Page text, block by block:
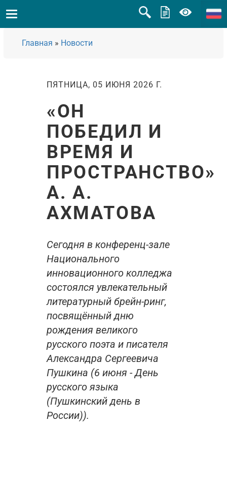
Главная » Новости
ПЯТНИЦА, 05 ИЮНЯ 2026 Г.
«ОН
ПОБЕДИЛ И
ВРЕМЯ И
ПРОСТРАНСТВО»
А. А.
АХМАТОВА
Сегодня в конференц-зале
Национального
инновационного колледжа
состоялся увлекательный
литературный брейн-ринг,
посвящённый дню
рождения великого
русского поэта и писателя
Александра Сергеевича
Пушкина (6 июня - День
русского языка
(Пушкинский день в
России)).